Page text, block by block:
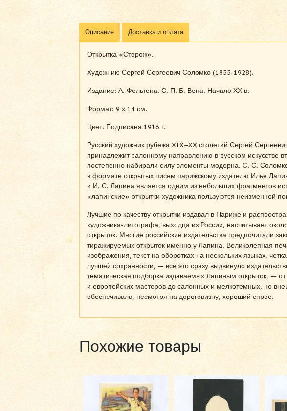
Описание Доставка и оплата
Открытка «Сторож».
Художник: Сергей Сергеевич Соломко (1855-1928).
Издание: А. Фельтена. С. П. Б. Вена. Начало ХХ в.
Формат: 9 х 14 см.
Цвет. Подписана 1916 г.
Русский художник рубежа XIX–XX столетий Сергей
принадлежит салонному направлению в русском искусстве
постепенно набирали силу элементы модерна. С. С.
в формате открытых писем парижскому издателю Илье
и И. С. Лапина является одним из небольших фрагментов
«лапинские» открытки художника пользуются неизменной
Лучшие по качеству открытки издавал в Париже и
художника-литографа, выходца из России, насчитывает
открыток. Многие российские издательства предпочитали
тиражируемых открыток именно у Лапина. Великолепная
изображения, текст на оборотках на нескольких языках,
лучшей сохранности, — все это сразу выдвинуло
тематическая подборка издаваемых Лапиным открыток, — от
и европейских мастеров до салонных и мелкотемных, но
обеспечивала, несмотря на дороговизну, хороший спрос.
Похожие товары